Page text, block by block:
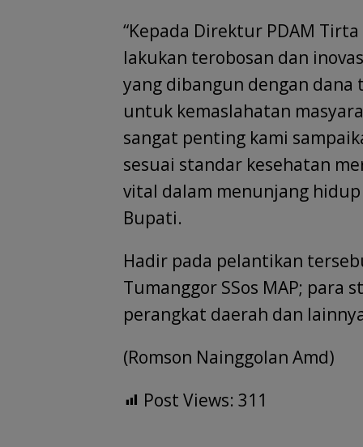
“Kepada Direktur PDAM
lakukan terobosan dan
yang dibangun dengan
untuk kemaslahatan
sangat penting kami
sesuai standar kesehatan
vital dalam menunjang
Bupati.
Hadir pada pelantikan
Tumanggor SSos MAP; para
perangkat daerah dan
(Romson Nainggolan Amd)
Post Views: 311